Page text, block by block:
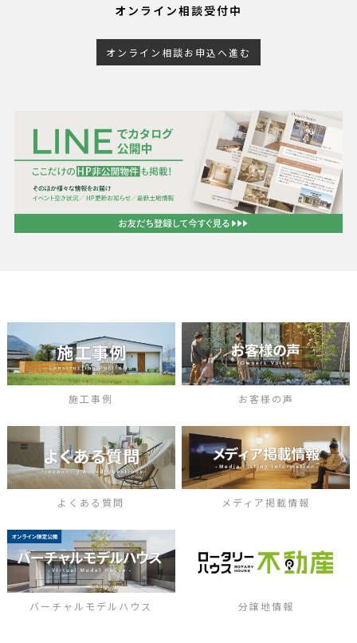
オンライン相談受付中
オンライン相談お申込へ進む
施工事例 お客様の声
よくある質問 メディア掲載情報
バーチャルモデルハウス 分譲地情報